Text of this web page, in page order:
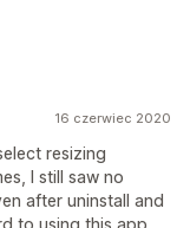
16 czerwiec 2020
resizing
I still saw no
after uninstall and
to using this app